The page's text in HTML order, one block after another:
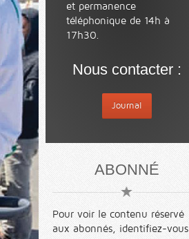
et permanence
téléphonique de 14h à
17h30.
Nous contacter :
Journal
ABONNÉ
Pour voir le contenu réservé
aux abonnés, identifiez-vous.